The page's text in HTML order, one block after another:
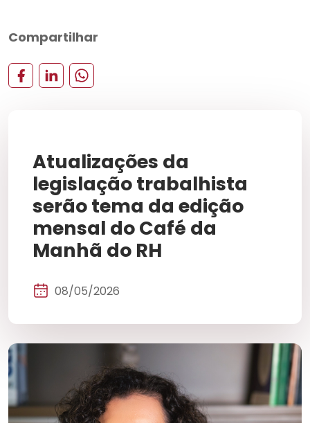
Compartilhar
Atualizações da
legislação trabalhista
serão tema da edição
mensal do Café da
Manhã do RH
08/05/2026